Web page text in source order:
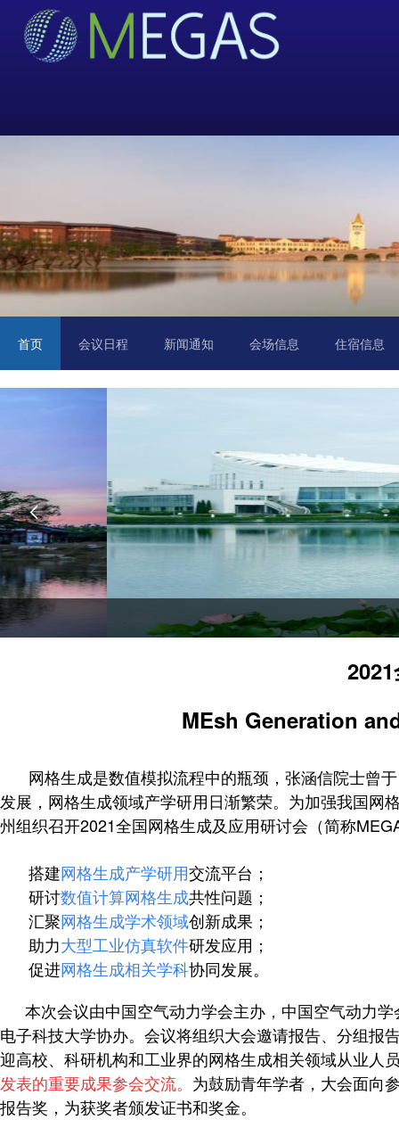
首页 会议日程 新闻通知 会场信息 住宿信息

MEsh Generation
网格生成是数值模拟流程中的瓶颈，张涵信院士曾
发展，网格生成领域产学研用日渐繁荣。为加强我国网
州组织召开2021全国网格生成及应用研讨会（简称
搭建网格生成产学研用交流平台；
研讨数值计算网格生成共性问题；
汇聚网格生成学术领域创新成果；
助力大型工业仿真软件研发应用；
促进网格生成相关学科协同发展。
本次会议由中国空气动力学会主办，中国空气动力
电子科技大学协办。会议将组织大会邀请报告、分组报
迎高校、科研机构和工业界的网格生成相关领域从业人
发表的重要成果参会交流。 为鼓励青年学者，大会面向
报告奖，为获奖者颁发证书和奖金。